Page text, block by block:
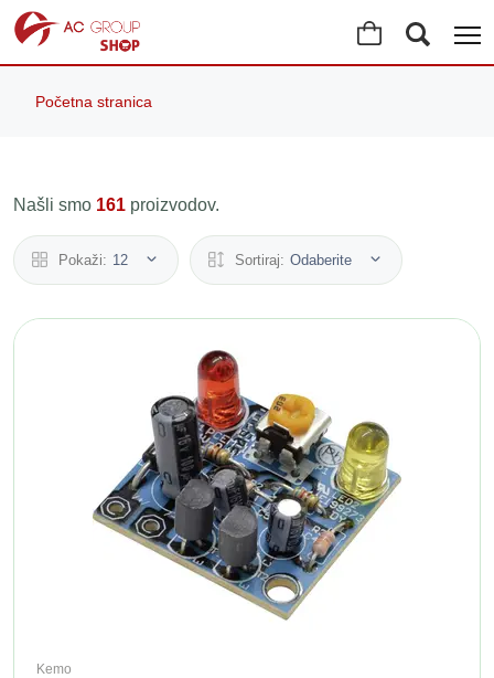
Početna stranica
Našli smo 161 proizvodov.
Pokaži: 12 Sortiraj: Odaberite
Kemo